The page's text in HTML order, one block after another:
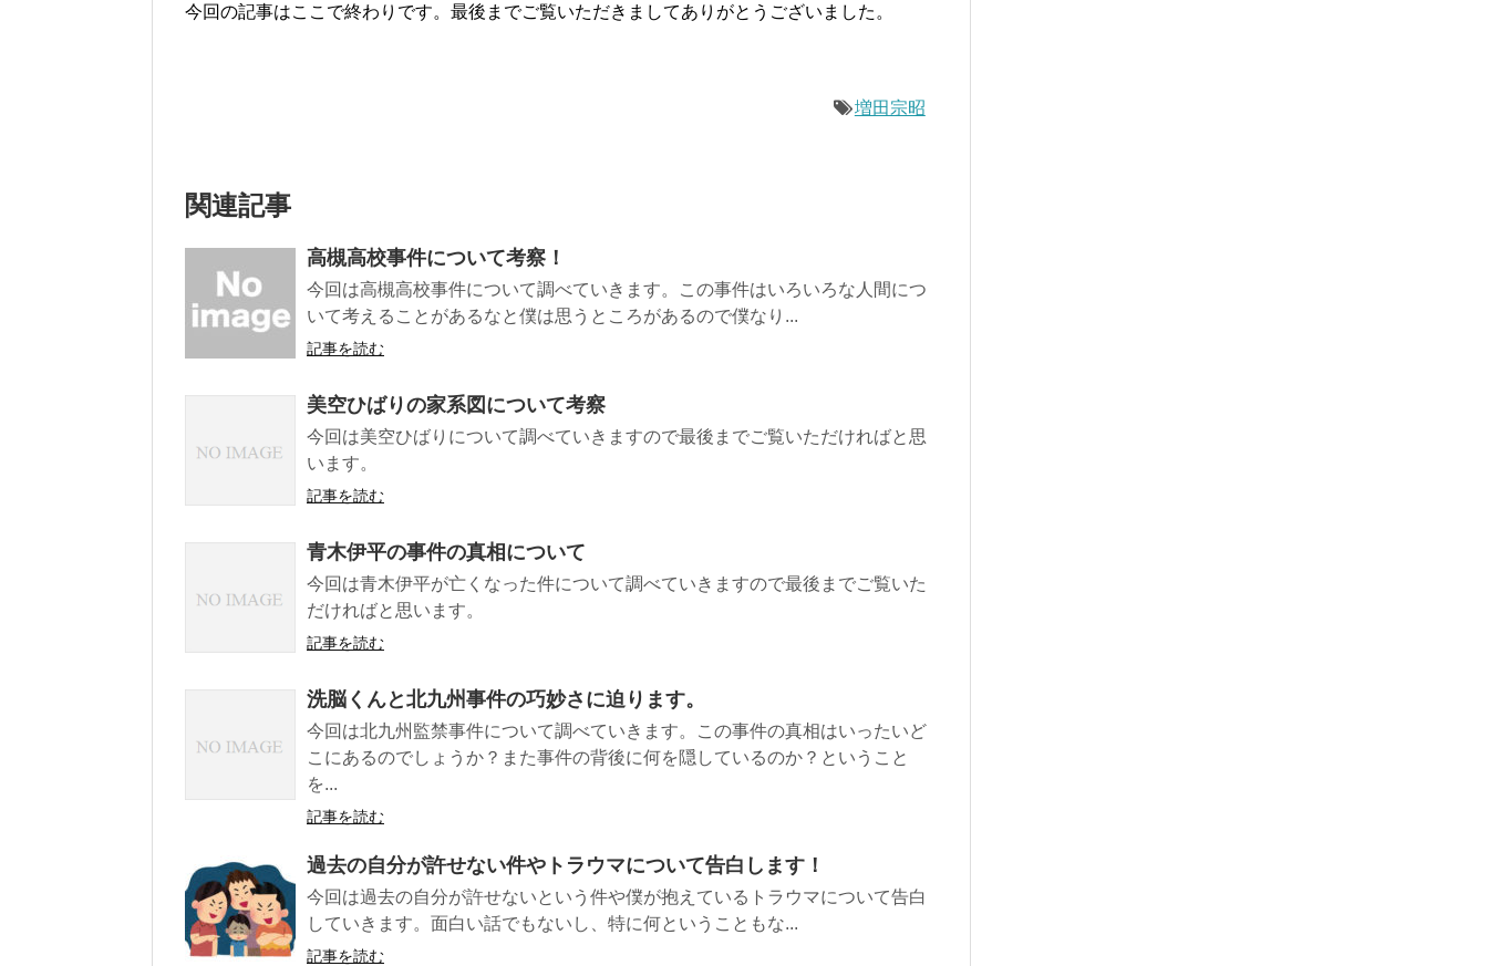
今回の記事はここで終わりです。最後までご覧いただきましてありがとうございました。
増田宗昭
関連記事
高槻高校事件について考察！
今回は高槻高校事件について調べていきます。この事件はいろいろな人間につ
いて考えることがあるなと僕は思うところがあるので僕なり...
記事を読む
美空ひばりの家系図について考察
今回は美空ひばりについて調べていきますので最後までご覧いただければと思
います。
記事を読む
青木伊平の事件の真相について
今回は青木伊平が亡くなった件について調べていきますので最後までご覧いた
だければと思います。
記事を読む
洗脳くんと北九州事件の巧妙さに迫ります。
今回は北九州監禁事件について調べていきます。この事件の真相はいったいど
こにあるのでしょうか？また事件の背後に何を隠しているのか？ということ
を...
記事を読む
過去の自分が許せない件やトラウマについて告白します！
今回は過去の自分が許せないという件や僕が抱えているトラウマについて告白
していきます。面白い話でもないし、特に何ということもな...
記事を読む